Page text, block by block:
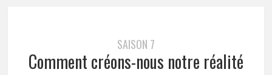
SAISON 7
Comment créons-nous notre réalité